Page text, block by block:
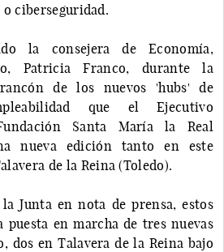
ciberseguridad.
la consejera de Economía,
Patricia Franco, durante la
de los nuevos 'hubs' de
que el Ejecutivo
Santa María la Real
nueva edición tanto en este
de la Reina (Toledo).
Junta en nota de prensa, estos
en marcha de tres nuevas
dos en Talavera de la Reina bajo